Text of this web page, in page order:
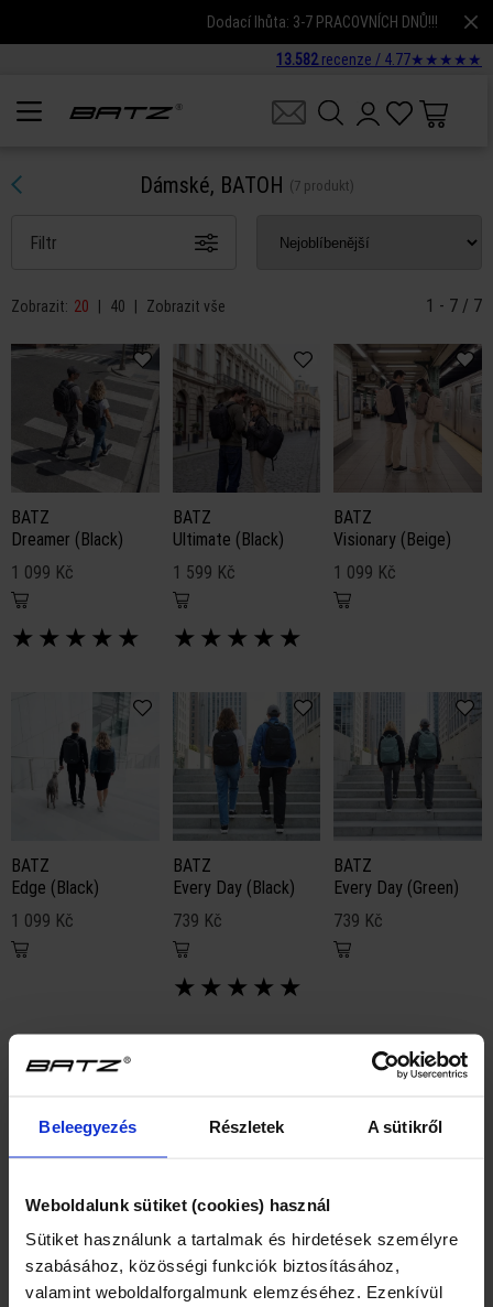
Beleegyezés Részletek A sütikről
Weboldalunk sütiket (cookies) használ
Sütiket használunk a tartalmak és hirdetések személyre
szabásához, közösségi funkciók biztosításához,
valamint weboldalforgalmunk elemzéséhez. Ezenkívül
Dodací lhůta: 3-7 PRACOVNÍCH DNŮ!!!
13.582recenze / 4.77★ ★ ★ ★ ★
Dámské, BATOH (7 produkt)
Filtr
Zobrazit: 20 | 40 | Zobrazit vše 1 - 7 / 7
BATZ
Dreamer (Black)
1 099 Kč
★ ★ ★ ★ ★
BATZ
Ultimate (Black)
1 599 Kč
★ ★ ★ ★ ★
BATZ
Visionary (Beige)
1 099 Kč
BATZ
Edge (Black)
1 099 Kč
BATZ
Every Day (Black)
739 Kč
★ ★ ★ ★ ★
BATZ
Every Day (Green)
739 Kč
BATZ
Every Day (Nude)
739 Kč